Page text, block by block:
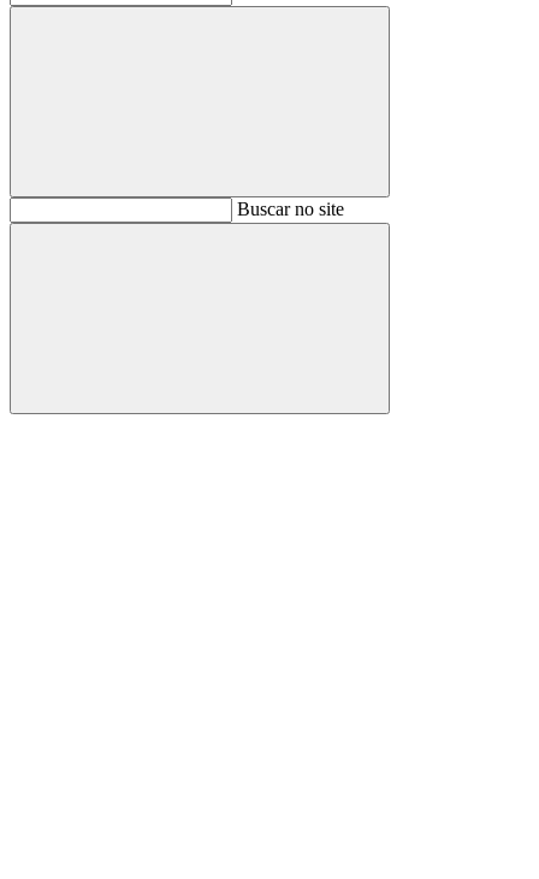
BuscarBuscar no site
Buscar